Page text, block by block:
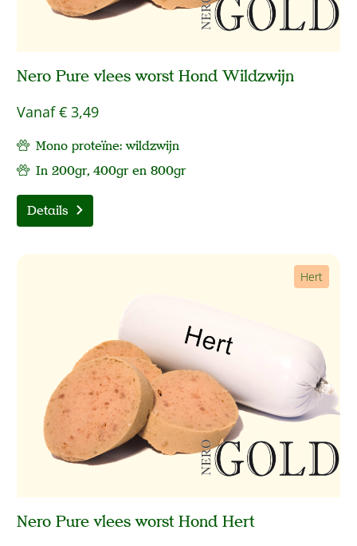
Nero Pure vlees worst Hond Wildzwijn
Vanaf€ 3,49
Mono proteïne: wildzwijn
In 200gr, 400gr en 800gr
Details
Hert
Nero Pure vlees worst Hond Hert